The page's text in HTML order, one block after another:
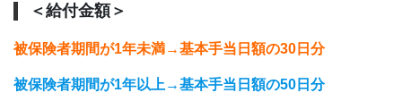
＜給付金額＞
被保険者期間が1年未満→基本手当日額の30日分
被保険者期間が1年以上→基本手当日額の50日分